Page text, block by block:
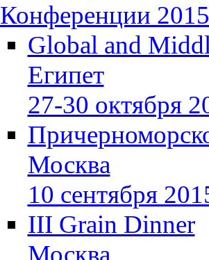
Конференции 2015
Global and
Египет
27-30 октября
Москва
10 сентября
III Grain Dinner
Москва